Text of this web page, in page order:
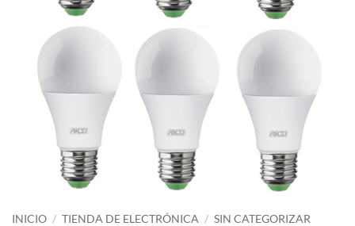
INICIO / TIENDA DE ELECTRÓNICA / SIN CATEGORIZAR